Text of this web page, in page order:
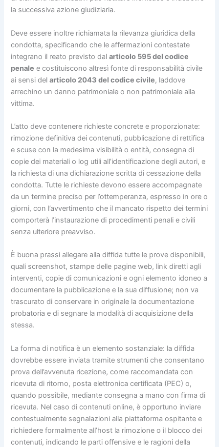
la successiva azione giudiziaria.
Deve essere inoltre richiamata la rilevanza giuridica della
condotta, specificando che le affermazioni contestate
integrano il reato previsto dalarticolo 595 del codice
penale e costituiscono altresì fonte di responsabilità civile
ai sensi delarticolo 2043 del codice civile, laddove
arrechino un danno patrimoniale o non patrimoniale alla
vittima.
L’atto deve contenere richieste concrete e proporzionate:
rimozione definitiva dei contenuti, pubblicazione di rettifica
e scuse con la medesima visibilità o entità, consegna di
copie dei materiali o log utili all’identificazione degli autori, e
la richiesta di una dichiarazione scritta di cessazione della
condotta. Tutte le richieste devono essere accompagnate
da un termine preciso per l’ottemperanza, espresso in ore o
giorni, con l’avvertimento che il mancato rispetto dei termini
comporterà l’instaurazione di procedimenti penali e civili
senza ulteriore preavviso.
È buona prassi allegare alla diffida tutte le prove disponibili,
quali screenshot, stampe delle pagine web, link diretti agli
interventi, copie di comunicazioni e ogni elemento idoneo a
documentare la pubblicazione e la sua diffusione; non va
trascurato di conservare in originale la documentazione
probatoria e di segnare la modalità di acquisizione della
stessa.
La forma di notifica è un elemento sostanziale: la diffida
dovrebbe essere inviata tramite strumenti che consentano
prova dell’avvenuta ricezione, come raccomandata con
ricevuta di ritorno, posta elettronica certificata (PEC) o,
quando possibile, mediante consegna a mano con firma di
ricevuta. Nel caso di contenuti online, è opportuno inviare
contestualmente segnalazioni alla piattaforma ospitante e
richiedere formalmente all’host la rimozione o il blocco dei
contenuti, indicando le parti offensive e le ragioni della